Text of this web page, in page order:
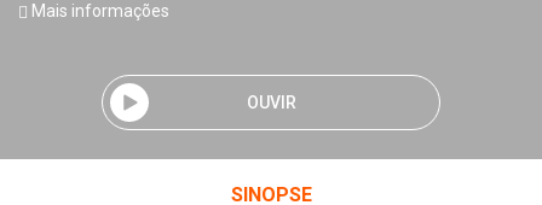
Mais informações
OUVIR
SINOPSE